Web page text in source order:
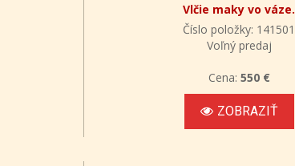
Vlčie maky vo váze.
Číslo položky: 141501
Voľný predaj
Cena: 550 €
ZOBRAZIŤ